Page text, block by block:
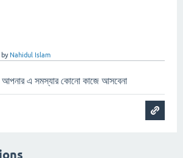
by Nahidul Islam
এ সমস্যার কোনো কাজে আসবেনা